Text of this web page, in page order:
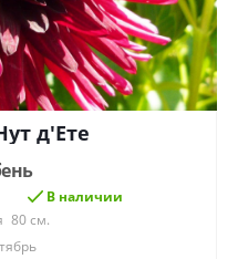
д'Ете
В наличии
80 см.